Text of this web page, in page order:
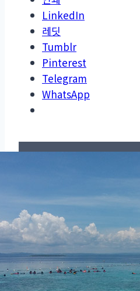
LinkedIn
레딧
Tumblr
Pinterest
Telegram
WhatsApp